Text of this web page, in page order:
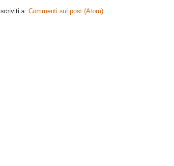
Iscriviti a: Commenti sul post (Atom)